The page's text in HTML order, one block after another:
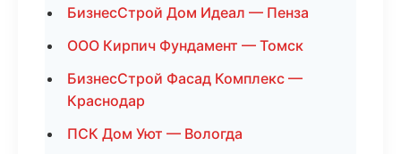
БизнесСтрой Дом Идеал — Пенза
ООО Кирпич Фундамент — Томск
БизнесСтрой Фасад Комплекс —
Краснодар
ПСК Дом Уют — Вологда